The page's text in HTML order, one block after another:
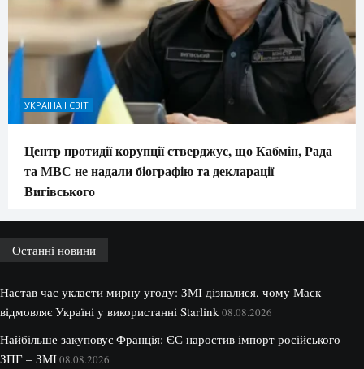
УКРАЇНА І СВІТ
Центр протидії корупції стверджує, що Кабмін, Рада
та МВС не надали біографію та декларації
Вигівського
Останні новини
Настав час укласти мирну угоду: ЗМІ дізналися, чому Маск
відмовляє Україні у використанні Starlink 08.08.2026
Найбільше закуповує Франція: ЄС наростив імпорт російського
ЗПГ – ЗМІ08.08.2026